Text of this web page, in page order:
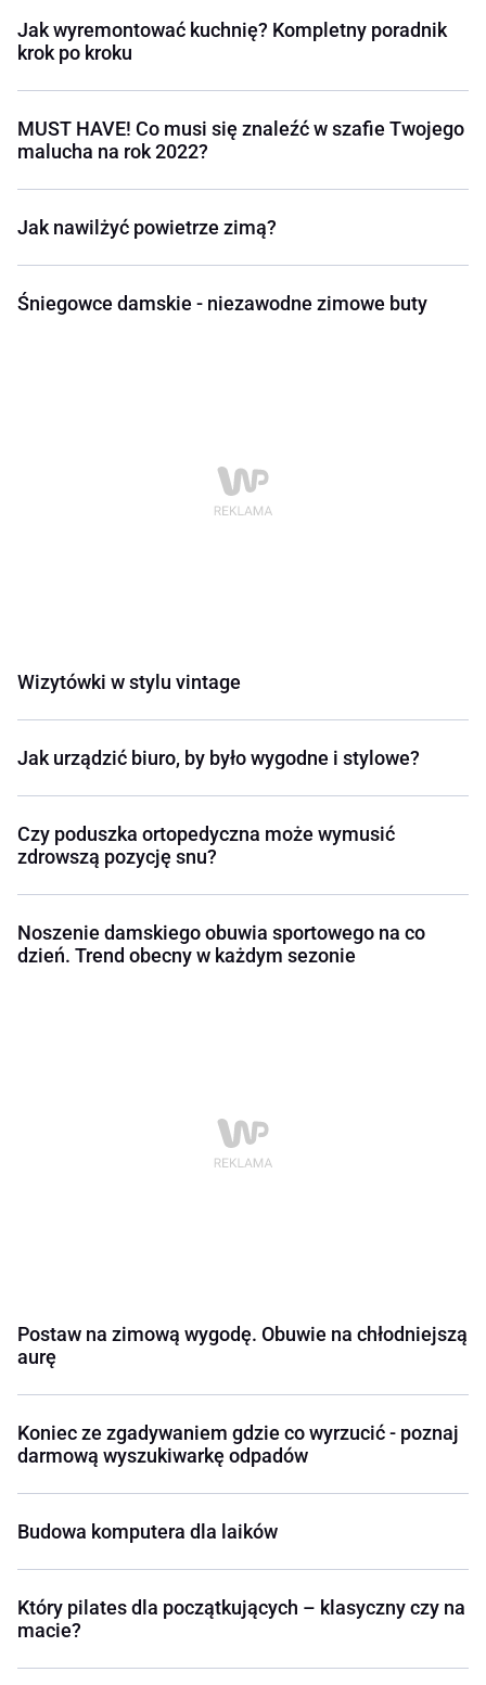
Jak wyremontować kuchnię? Kompletny poradnik
krok po kroku
MUST HAVE! Co musi się znaleźć w szafie Twojego
malucha na rok 2022?
Jak nawilżyć powietrze zimą?
Śniegowce damskie - niezawodne zimowe buty
Wizytówki w stylu vintage
Jak urządzić biuro, by było wygodne i stylowe?
Czy poduszka ortopedyczna może wymusić
zdrowszą pozycję snu?
Noszenie damskiego obuwia sportowego na co
dzień. Trend obecny w każdym sezonie
Postaw na zimową wygodę. Obuwie na chłodniejszą
aurę
Koniec ze zgadywaniem gdzie co wyrzucić - poznaj
darmową wyszukiwarkę odpadów
Budowa komputera dla laików
Który pilates dla początkujących – klasyczny czy na
macie?